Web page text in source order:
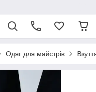
Одяг для майстрів